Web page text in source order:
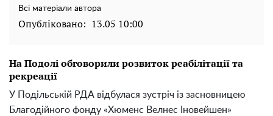
Всі матеріали автора
Опубліковано: 13.05 10:00
На Подолі обговорили розвиток реабілітації та
рекреації
У Подільській РДА відбулася зустріч із засновницею
Благодійного фонду «Хюменс Велнес Іновейшен»